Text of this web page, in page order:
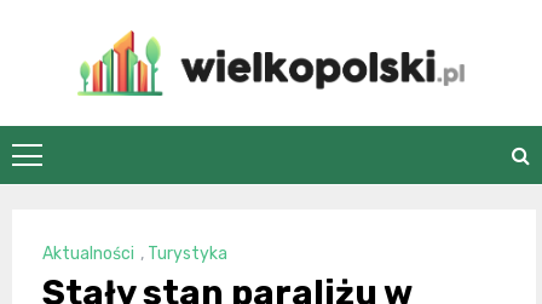
wielkopolski.pl
Aktualności , Turystyka
Stały stan paraliżu w